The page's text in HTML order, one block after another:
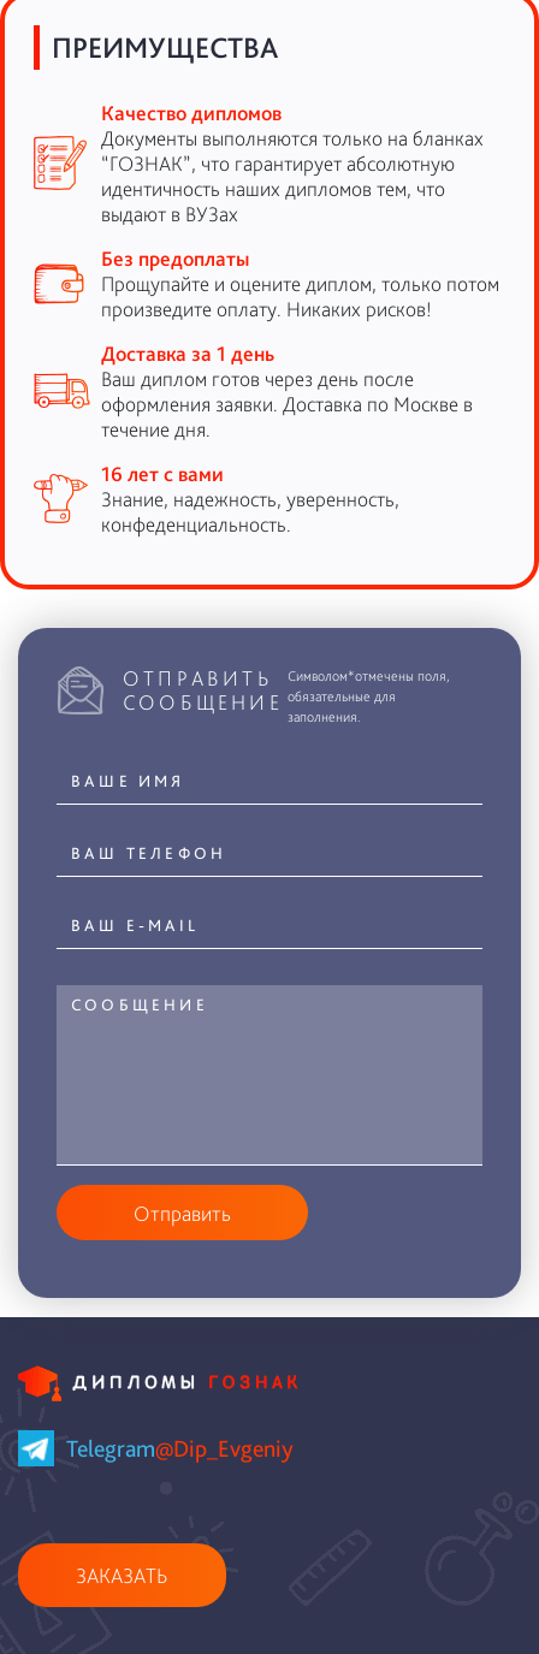
ПРЕИМУЩЕСТВА
Качество дипломов
Документы выполняются только на бланках
“ГОЗНАК”, что гарантирует абсолютную
идентичность наших дипломов тем, что
выдают в ВУЗах
Без предоплаты
Прощупайте и оцените диплом, только потом
произведите оплату. Никаких рисков!
Доставка за 1 день
Ваш диплом готов через день после
оформления заявки. Доставка по Москве в
течение дня.
16 лет с вами
Знание, надежность, уверенность,
конфеденциальность.
ОТПРАВИТЬ
СООБЩЕНИЕ
Символом*отмечены поля,
обязательные для
заполнения.
Отправить
Telegram@Dip_Evgeniy
ЗАКАЗАТЬ